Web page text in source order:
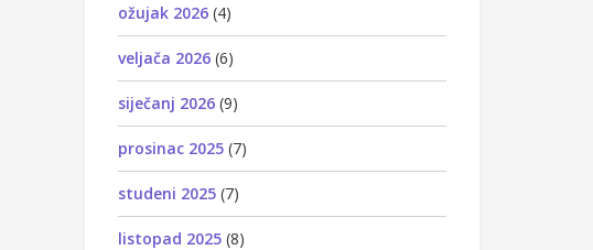
ožujak 2026 (4)
veljača 2026 (6)
siječanj 2026 (9)
prosinac 2025 (7)
studeni 2025 (7)
listopad 2025 (8)